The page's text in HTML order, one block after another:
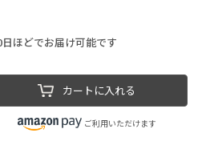
ほどでお届け可能です
カートに入れる
ご利用いただけます